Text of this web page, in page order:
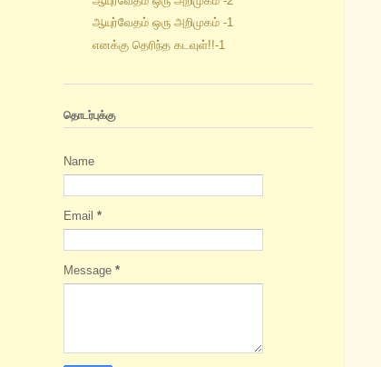
ஆயுர்வேதம் ஒரு அறிமுகம் -1
எனக்கு தெரிந்த கடவுள்!!-1
தொடர்புக்கு
Name
Email *
Message *